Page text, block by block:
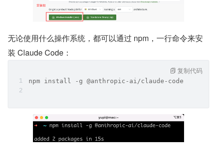
无论使用什么操作系统，都可以通过 npm，一行命令来安
装 Claude Code：
npm install -g @anthropic-ai/claude-code
复制代码